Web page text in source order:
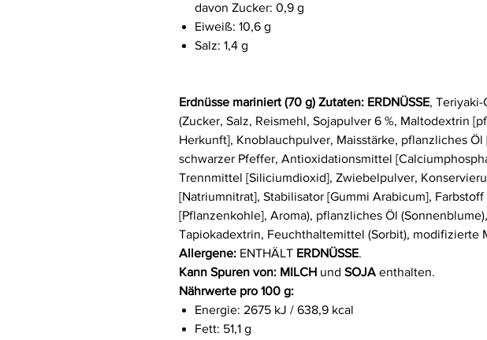
davon Zucker: 0,9 g
Eiweiß: 10,6 g
Salz: 1,4 g
Erdnüsse mariniert (70 g) Zutaten: ERDNÜSSE, Teriyaki-
(Zucker, Salz, Reismehl, Sojapulver 6 %, Maltodextrin
Herkunft], Knoblauchpulver, Maisstärke, pflanzliches Öl
schwarzer Pfeffer, Antioxidationsmittel
Trennmittel [Siliciumdioxid], Zwiebelpulver,
[Natriumnitrat], Stabilisator [Gummi Arabicum], Farbstoff
[Pflanzenkohle], Aroma), pflanzliches Öl
Tapiokadextrin, Feuchthaltemittel (Sorbit), modifizierte
Allergene: ENTHÄLT ERDNÜSSE.
Kann Spuren von: MILCH und SOJA enthalten.
Nährwerte pro 100 g:
Energie: 2675 kJ / 638,9 kcal
Fett: 51,1 g